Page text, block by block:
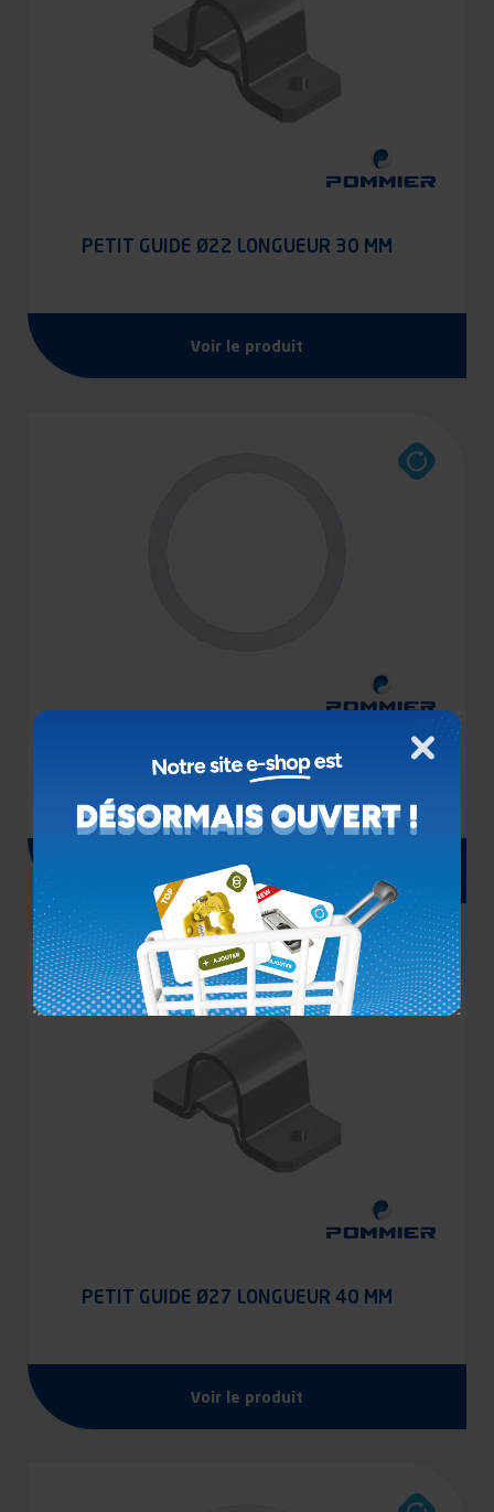
PETIT GUIDE Ø22 LONGUEUR 30 MM
Voir le produit
TUBE Ø22X2X3000 MM
Voir le produit
PETIT GUIDE Ø27 LONGUEUR 40 MM
Voir le produit